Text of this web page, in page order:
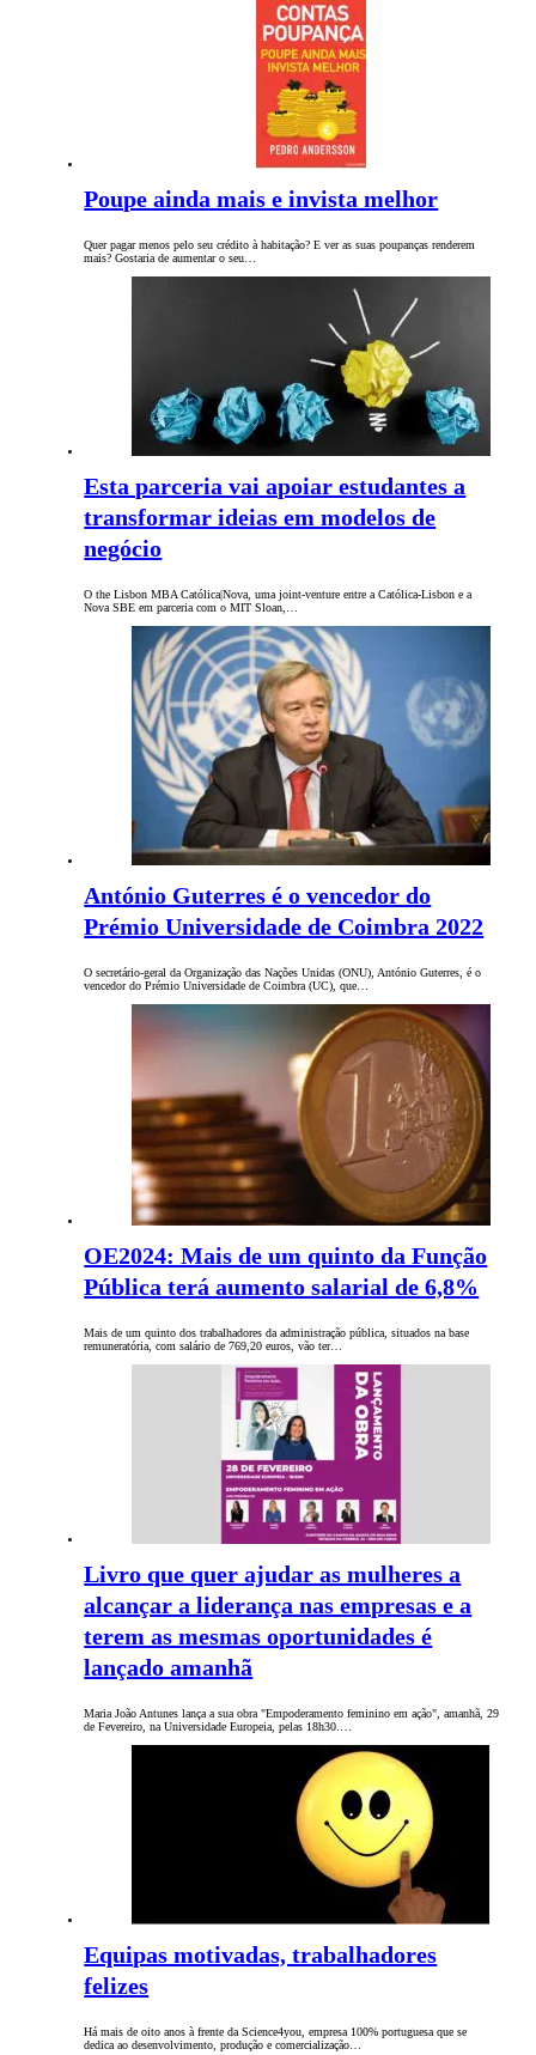
Poupe ainda mais e invista melhor
Quer pagar menos pelo seu crédito à habitação? E ver as suas poupanças renderem
mais? Gostaria de aumentar o seu…
Esta parceria vai apoiar estudantes a
transformar ideias em modelos de
negócio
O the Lisbon MBA Católica|Nova, uma joint-venture entre a Católica-Lisbon e a
Nova SBE em parceria com o MIT Sloan,…
António Guterres é o vencedor do
Prémio Universidade de Coimbra 2022
O secretário-geral da Organização das Nações Unidas (ONU), António Guterres, é o
vencedor do Prémio Universidade de Coimbra (UC), que…
OE2024: Mais de um quinto da Função
Pública terá aumento salarial de 6,8%
Mais de um quinto dos trabalhadores da administração pública, situados na base
remuneratória, com salário de 769,20 euros, vão ter…
Livro que quer ajudar as mulheres a
alcançar a liderança nas empresas e a
terem as mesmas oportunidades é
lançado amanhã
Maria João Antunes lança a sua obra "Empoderamento feminino em ação", amanhã, 29
de Fevereiro, na Universidade Europeia, pelas 18h30.…
Equipas motivadas, trabalhadores
felizes
Há mais de oito anos à frente da Science4you, empresa 100% portuguesa que se
dedica ao desenvolvimento, produção e comercialização…